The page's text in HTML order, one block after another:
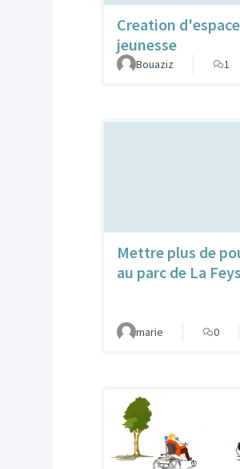
Creation
jeunesse
Bouaziz
1
Mettre plus de
au parc de La
marie 0